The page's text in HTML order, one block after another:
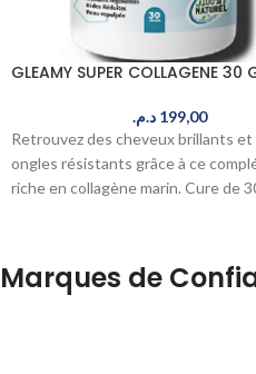
GLEAMY SUPER COLLAGENE 30
199,00 د.م.
Retrouvez des cheveux brillants et
ongles résistants grâce à ce
riche en collagène marin. Cure de
Marques de